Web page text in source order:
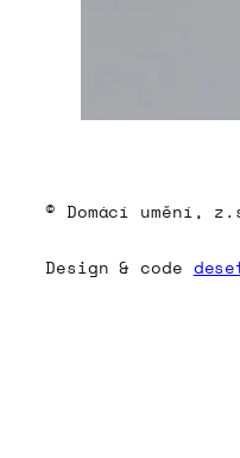
© Domácí umění,
Design & code